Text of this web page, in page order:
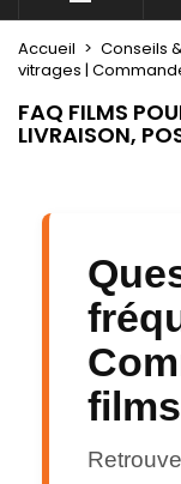
Accueil Conseils
vitrages |
FAQ FILMS
LIVRAISON,